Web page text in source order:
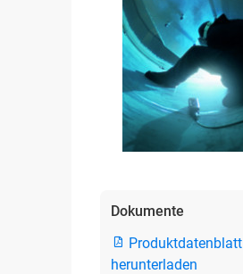
Dokumente
Produktdatenblatt
herunterladen